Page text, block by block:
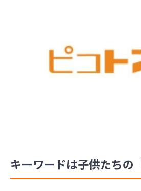
キーワードは子供たちの